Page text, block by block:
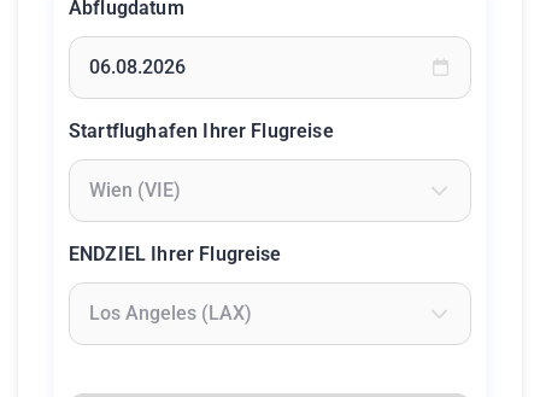
Abflugdatum
Startflughafen Ihrer Flugreise
ENDZIEL Ihrer Flugreise